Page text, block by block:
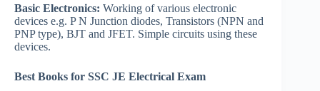
Basic Electronics: Working of various electronic
devices e.g. P N Junction diodes, Transistors (NPN and
PNP type), BJT and JFET. Simple circuits using these
devices.
Best Books for SSC JE Electrical Exam